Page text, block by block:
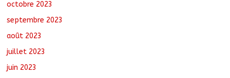
octobre 2023
septembre 2023
août 2023
juillet 2023
juin 2023